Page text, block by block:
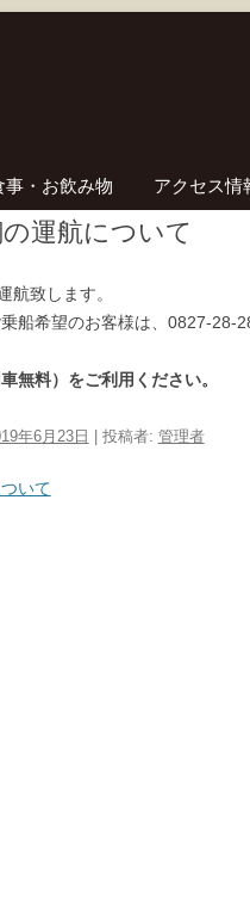
事・お飲み物 アクセス情
運航について
航致します。
船希望のお客様は、0827-28-
無料）をご利用ください。
年6月23日 投稿者: 管理者
いて